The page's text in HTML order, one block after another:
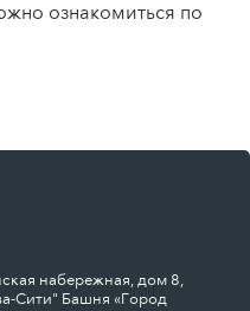
ознакомиться по
набережная, дом 8,
Сити" Башня «Город